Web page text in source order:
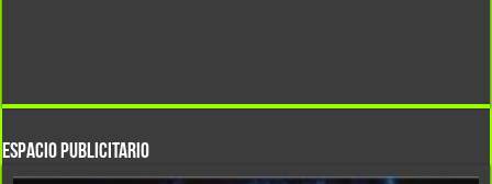
Espacio Publicitario